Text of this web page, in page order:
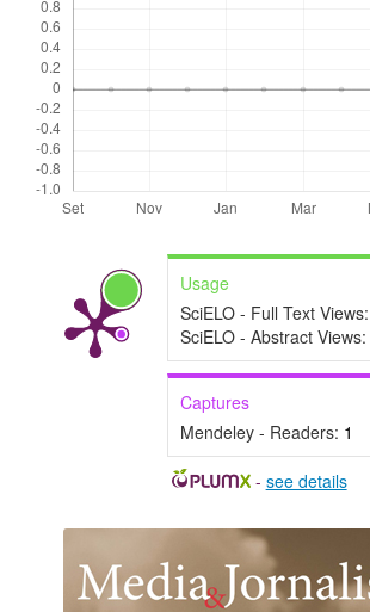
Usage
SciELO - Full Text Views:
SciELO - Abstract Views:
Captures
Mendeley - Readers: 1
- see details